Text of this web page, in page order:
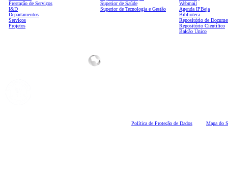
Prestação de Serviços
I&D
Departamentos
Serviços
Projetos
Superior de Saúde
Superior de Tecnologia e Gestão
Webmail
Agenda IPBeja
Biblioteca
Repositório de
Repositório Científico
Balcão Único
Política de Proteção de Dados Mapa do